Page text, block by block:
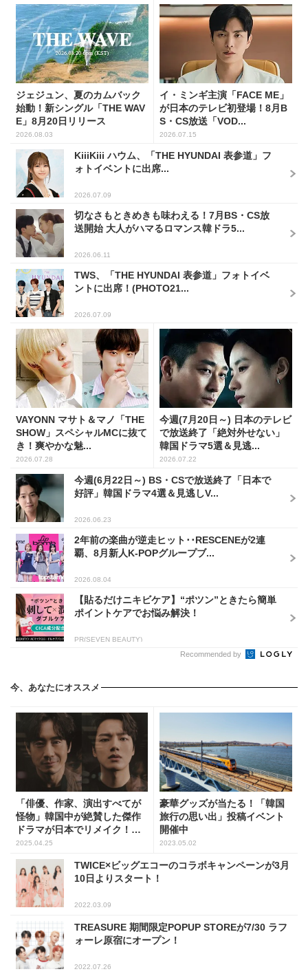
ジェジュン、夏のカムバック
始動！新シングル「THE WAV
E」8月20日リリース
2026.08.03
イ・ミンギ主演「FACE ME」
が日本のテレビ初登場！8月B
S・CS放送「VOD...
2026.07.15
KiiiKiii ハウム、「THE HYUNDAI 表参道」フ
ォトイベントに出席...
2026.07.09
切なさもときめきも味わえる！7月BS・CS放
送開始 大人がハマるロマンス韓ドラ5...
2026.06.11
TWS、「THE HYUNDAI 表参道」フォトイベ
ントに出席！(PHOTO21...
2026.07.09
VAYONN マサト＆マノ「THE
SHOW」スペシャルMCに抜て
き！爽やかな魅...
2026.07.28
今週(7月20日～) 日本のテレビ
で放送終了「絶対外せない」
韓国ドラマ5選＆見逃...
2026.07.22
今週(6月22日～) BS・CSで放送終了「日本で
好評」韓国ドラマ4選＆見逃しV...
2026.06.23
2年前の楽曲が逆走ヒット･･RESCENEが2連
覇、8月新人K-POPグループブ...
2026.08.04
【貼るだけニキビケア】“ポツン”ときたら簡単
ポイントケアでお悩み解決！
PR(SEVEN BEAUTY)
Recommended by
今、あなたにオススメ
「俳優、作家、演出すべてが
怪物」韓国中が絶賛した傑作
ドラマが日本でリメイク！一
体どこが凄いの？
2025.04.25
豪華グッズが当たる！「韓国
旅行の思い出」投稿イベント
開催中
2023.05.02
TWICE×ビッグエコーのコラボキャンペーンが3月
10日よりスタート！
2022.03.09
TREASURE 期間限定POPUP STOREが7/30 ラフ
ォーレ原宿にオープン！
2022.07.26